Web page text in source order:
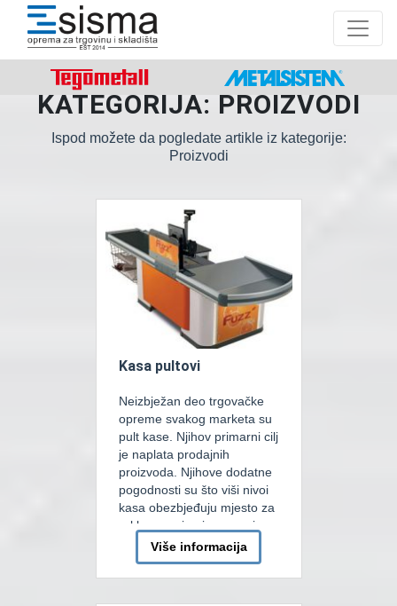
KATEGORIJA: PROIZVODI
Ispod možete da pogledate artikle iz kategorije:
Proizvodi
Kasa pultovi
Neizbježan deo trgovačke
opreme svakog marketa su
pult kase. Njihov primarni cilj
je naplata prodajnih
proizvoda. Njihove dodatne
pogodnosti su što viši nivoi
kasa obezbjeđuju mjesto za
reklame, a i oni u osnovi
podstiču impulsnu prodaju
dok kupci čekaju svoj račun.
Osnovna podjela je na pult
Više informacija